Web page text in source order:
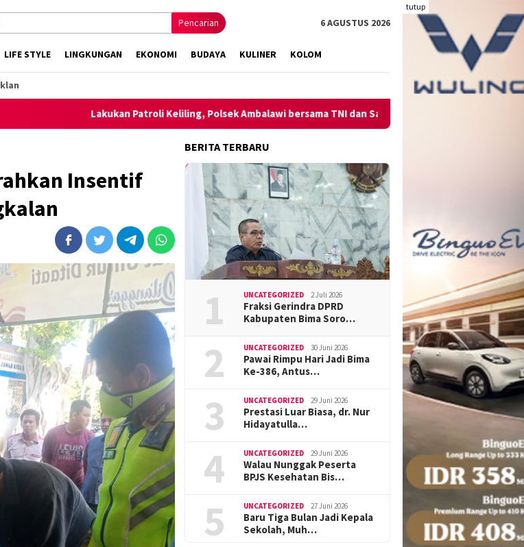
tutup
Pencarian 6 AGUSTUS 2026
LIFE STYLE LINGKUNGAN EKONOMI BUDAYA KULINER KOLOM
Lakukan Patroli Keliling, Polsek Ambalawi bersama TNI dan SatPolPP Sita Minuman Keras
Insentif
BERITA TERBARU
1 UNCATEGORIZED 2 Juli 2026
Fraksi Gerindra DPRD
Kabupaten Bima Soro…
2 UNCATEGORIZED 30 Juni 2026
Pawai Rimpu Hari Jadi Bima
Ke-386, Antus…
3 UNCATEGORIZED 29 Juni 2026
Prestasi Luar Biasa, dr. Nur
Hidayatulla…
4 UNCATEGORIZED 29 Juni 2026
Walau Nunggak Peserta
BPJS Kesehatan Bis…
5 UNCATEGORIZED 27 Juni 2026
Baru Tiga Bulan Jadi Kepala
Sekolah, Muh…